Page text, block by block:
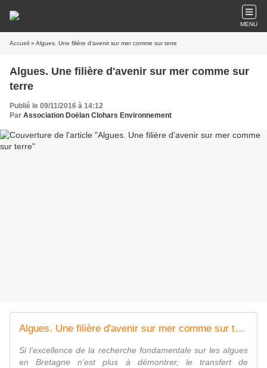
MENU
Accueil » Algues. Une filière d'avenir sur mer comme sur terre
Algues. Une filière d'avenir sur mer comme sur
terre
Publié le 09/11/2016 à 14:12
Par Association Doëlan Clohars Environnement
Algues. Une filière d'avenir sur mer comme sur terre
Si l'excellence de la recherche fondamentale sur les algues
en Bretagne n'est plus à démontrer, le transfert de